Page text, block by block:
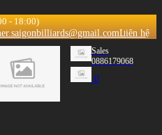
- 18:00)
Liên hệ
Sales
0886179068
0